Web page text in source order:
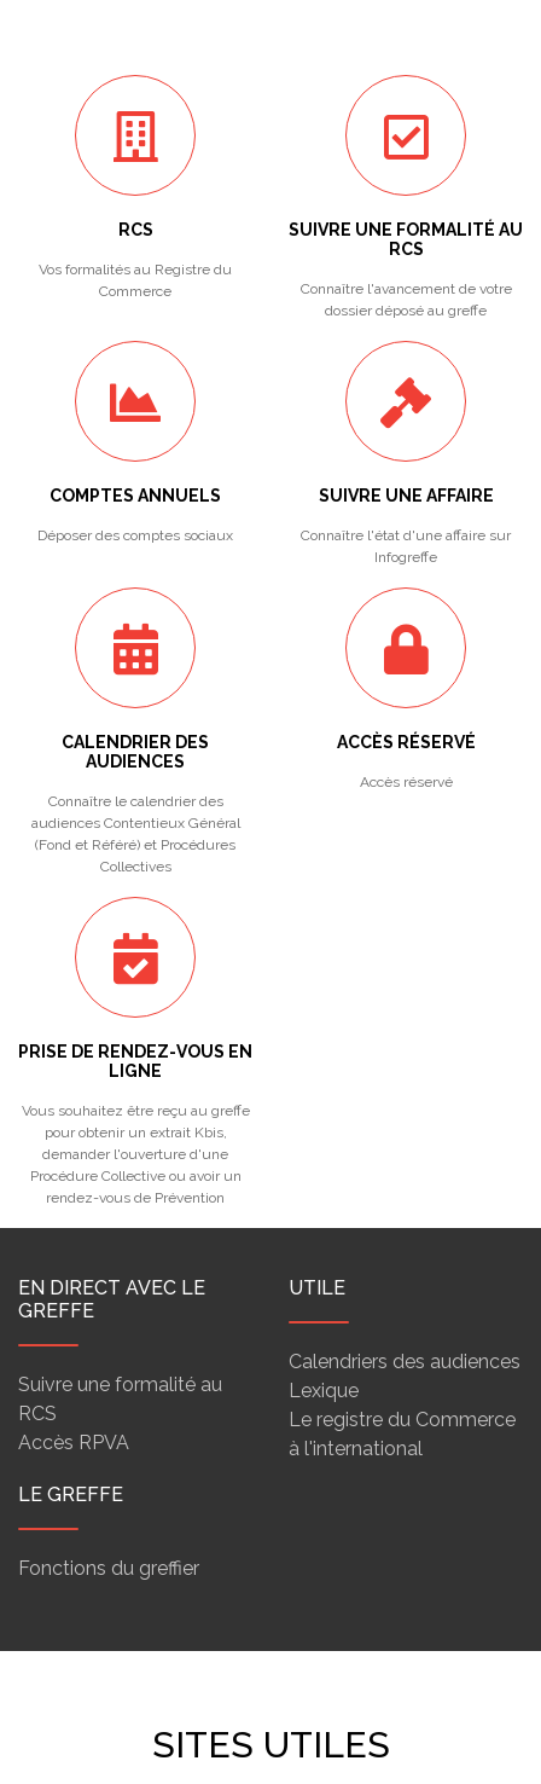
RCS
Vos formalités au Registre du
Commerce
SUIVRE UNE FORMALITÉ AU
RCS
Connaître l'avancement de votre
dossier déposé au greffe
COMPTES ANNUELS
Déposer des comptes sociaux
SUIVRE UNE AFFAIRE
Connaître l'état d'une affaire sur
Infogreffe
CALENDRIER DES
AUDIENCES
Connaître le calendrier des
audiences Contentieux Général
(Fond et Référé) et Procédures
Collectives
ACCÈS RÉSERVÉ
Accès réservé
PRISE DE RENDEZ-VOUS EN
LIGNE
Vous souhaitez être reçu au greffe
pour obtenir un extrait Kbis,
demander l'ouverture d'une
Procédure Collective ou avoir un
rendez-vous de Prévention
EN DIRECT AVEC LE
GREFFE
Suivre une formalité au
RCS
Accès RPVA
UTILE
Calendriers des audiences
Lexique
Le registre du Commerce
à l'international
LE GREFFE
Fonctions du greffier
SITES UTILES